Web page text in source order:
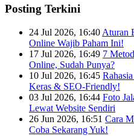
Posting Terkini
24 Jul 2026, 16:40 Aturan
Online Wajib Paham Ini!
17 Jul 2026, 16:49 7
Online, Sudah Punya?
10 Jul 2026, 16:45
Keras & SEO-Friendly!
03 Jul 2026, 16:44 Foto
Lewat Website Sendiri
26 Jun 2026, 16:51 Cara
Coba Sekarang Yuk!